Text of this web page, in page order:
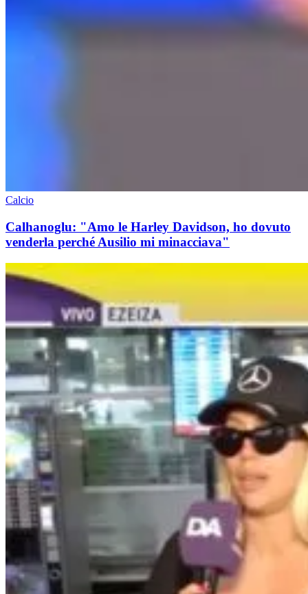
Calcio
Calhanoglu: "Amo le Harley Davidson, ho dovuto
venderla perché Ausilio mi minacciava"